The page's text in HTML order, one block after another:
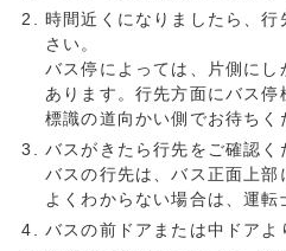
時間近くになりましたら、
さい。
バス停によっては、片側に
あります。行先方面にバス
標識の道向かい側でお待ちく
バスがきたら行先をご確認く
バスの行先は、バス正面上
よくわからない場合は、運転
バスの前ドアまたは中ドアよ